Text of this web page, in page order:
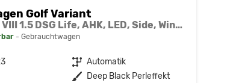
Golf Variant
Life eTSI VIII 1.5 DSG Life, AHK, LED, Side, Winter, 17-Zoll
Gebrauchtwagen
Getriebe Automatik
Außenfarbe Deep Black Perleffekt